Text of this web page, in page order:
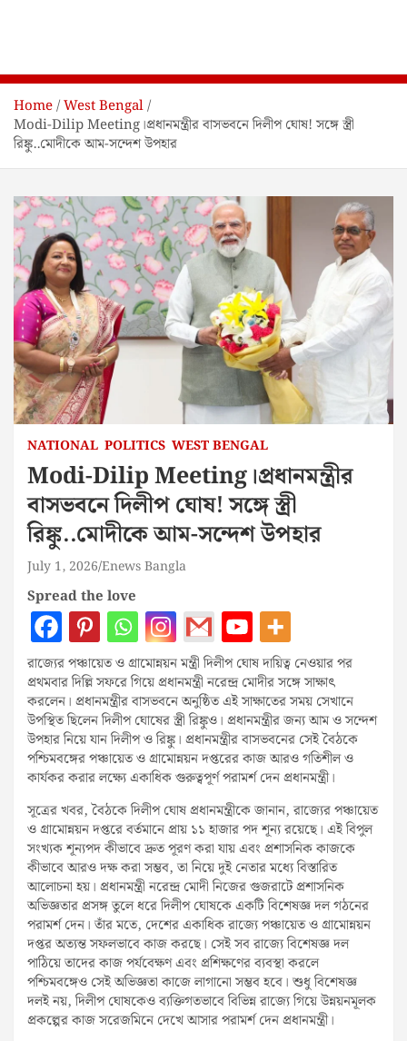
Home West Bengal
Modi-Dilip Meeting।প্রধানমন্ত্রীর বাসভবনে দিলীপ ঘোষ! সঙ্গে স্ত্রী
রিঙ্কু..মোদীকে আম-সন্দেশ উপহার
NATIONAL POLITICS WEST BENGAL
Modi-Dilip Meeting।প্রধানমন্ত্রীর
বাসভবনে দিলীপ ঘোষ! সঙ্গে স্ত্রী
রিঙ্কু..মোদীকে আম-সন্দেশ উপহার
July 1, 2026 Enews Bangla
Spread the love
রাজ্যের পঞ্চায়েত ও গ্রামোন্নয়ন মন্ত্রী দিলীপ ঘোষ দায়িত্ব নেওয়ার পর
প্রথমবার দিল্লি সফরে গিয়ে প্রধানমন্ত্রী নরেন্দ্র মোদীর সঙ্গে সাক্ষাৎ
করলেন। প্রধানমন্ত্রীর বাসভবনে অনুষ্ঠিত এই সাক্ষাতের সময় সেখানে
উপস্থিত ছিলেন দিলীপ ঘোষের স্ত্রী রিঙ্কুও। প্রধানমন্ত্রীর জন্য আম ও সন্দেশ
উপহার নিয়ে যান দিলীপ ও রিঙ্কু। প্রধানমন্ত্রীর বাসভবনের সেই বৈঠকে
পশ্চিমবঙ্গের পঞ্চায়েত ও গ্রামোন্নয়ন দপ্তরের কাজ আরও গতিশীল ও
কার্যকর করার লক্ষ্যে একাধিক গুরুত্বপূর্ণ পরামর্শ দেন প্রধানমন্ত্রী।
সূত্রের খবর, বৈঠকে দিলীপ ঘোষ প্রধানমন্ত্রীকে জানান, রাজ্যের পঞ্চায়েত
ও গ্রামোন্নয়ন দপ্তরে বর্তমানে প্রায় ১১ হাজার পদ শূন্য রয়েছে। এই বিপুল
সংখ্যক শূন্যপদ কীভাবে দ্রুত পূরণ করা যায় এবং প্রশাসনিক কাজকে
কীভাবে আরও দক্ষ করা সম্ভব, তা নিয়ে দুই নেতার মধ্যে বিস্তারিত
আলোচনা হয়। প্রধানমন্ত্রী নরেন্দ্র মোদী নিজের গুজরাটে প্রশাসনিক
অভিজ্ঞতার প্রসঙ্গ তুলে ধরে দিলীপ ঘোষকে একটি বিশেষজ্ঞ দল গঠনের
পরামর্শ দেন। তাঁর মতে, দেশের একাধিক রাজ্যে পঞ্চায়েত ও গ্রামোন্নয়ন
দপ্তর অত্যন্ত সফলভাবে কাজ করছে। সেই সব রাজ্যে বিশেষজ্ঞ দল
পাঠিয়ে তাদের কাজ পর্যবেক্ষণ এবং প্রশিক্ষণের ব্যবস্থা করলে
পশ্চিমবঙ্গেও সেই অভিজ্ঞতা কাজে লাগানো সম্ভব হবে। শুধু বিশেষজ্ঞ
দলই নয়, দিলীপ ঘোষকেও ব্যক্তিগতভাবে বিভিন্ন রাজ্যে গিয়ে উন্নয়নমূলক
প্রকল্পের কাজ সরেজমিনে দেখে আসার পরামর্শ দেন প্রধানমন্ত্রী।